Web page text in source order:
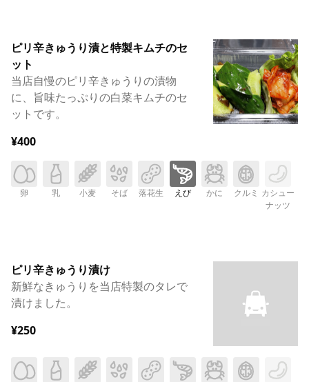
ピリ辛きゅうり漬と特製キムチのセ
ット
当店自慢のピリ辛きゅうりの漬物
に、旨味たっぷりの白菜キムチのセ
ットです。
¥400
卵 乳 小麦 そば 落花生 えび かに クルミ カシュー
ナッツ
ピリ辛きゅうり漬け
新鮮なきゅうりを当店特製のタレで
漬けました。
¥250